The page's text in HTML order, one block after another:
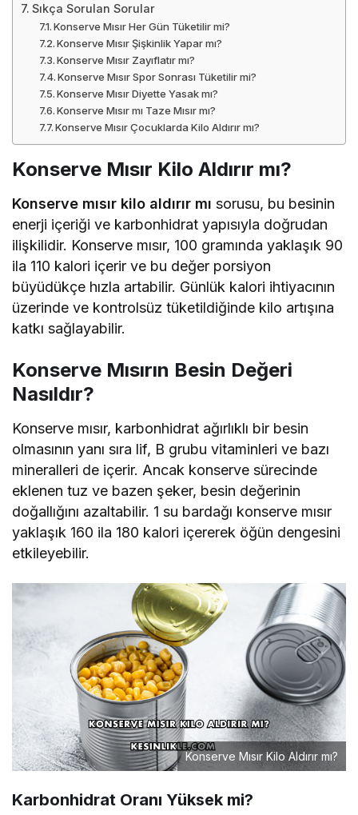
Sıkça Sorulan Sorular
Konserve Mısır Her Gün Tüketilir mi?
Konserve Mısır Şişkinlik Yapar mı?
Konserve Mısır Zayıflatır mı?
Konserve Mısır Spor Sonrası Tüketilir mi?
Konserve Mısır Diyette Yasak mı?
Konserve Mısır mı Taze Mısır mı?
Konserve Mısır Çocuklarda Kilo Aldırır mı?
Konserve Mısır Kilo Aldırır mı?
Konserve mısır kilo aldırır mı sorusu, bu besinin
enerji içeriği ve karbonhidrat yapısıyla doğrudan
ilişkilidir. Konserve mısır, 100 gramında yaklaşık 90
ila 110 kalori içerir ve bu değer porsiyon
büyüdükçe hızla artabilir. Günlük kalori ihtiyacının
üzerinde ve kontrolsüz tüketildiğinde kilo artışına
katkı sağlayabilir.
Konserve Mısırın Besin Değeri
Nasıldır?
Konserve mısır, karbonhidrat ağırlıklı bir besin
olmasının yanı sıra lif, B grubu vitaminleri ve bazı
mineralleri de içerir. Ancak konserve sürecinde
eklenen tuz ve bazen şeker, besin değerinin
doğallığını azaltabilir. 1 su bardağı konserve mısır
yaklaşık 160 ila 180 kalori içererek öğün dengesini
etkileyebilir.
Konserve Mısır Kilo Aldırır mı?
Karbonhidrat Oranı Yüksek mi?